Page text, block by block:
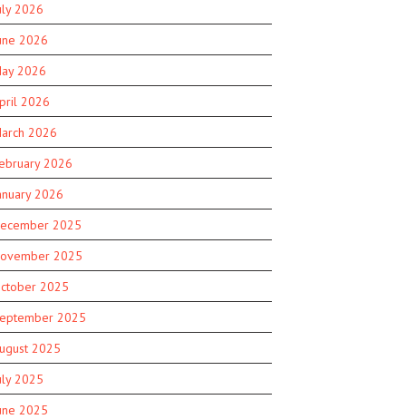
2026
2026
2026
2026
2026
2026
2026
2025
2025
2025
2025
2025
2025
2025